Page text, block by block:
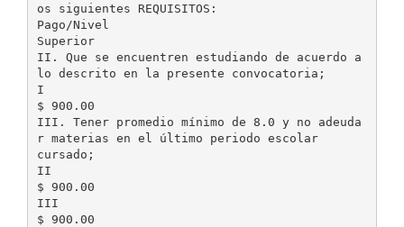
os siguientes REQUISITOS:
Pago/Nivel
Superior
II. Que se encuentren estudiando de acuerdo a
lo descrito en la presente convocatoria;
I
$ 900.00
III. Tener promedio mínimo de 8.0 y no adeuda
r materias en el último periodo escolar
cursado;
II
$ 900.00
III
$ 900.00